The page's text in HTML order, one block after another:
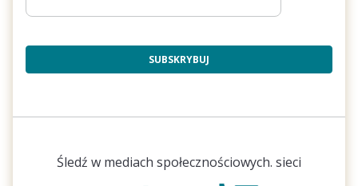
SUBSKRYBUJ
Śledź w mediach społecznościowych. sieci